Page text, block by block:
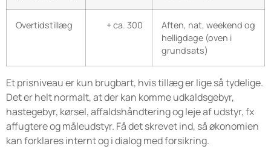
Overtidstillæg + ca. 300
Aften, nat, weekend og
helligdage (oven i
grundsats)
Et prisniveau er kun brugbart, hvis tillæg er lige så tydelige.
Det er helt normalt, at der kan komme udkaldsgebyr,
hastegebyr, kørsel, affaldshåndtering og leje af udstyr, fx
affugtere og måleudstyr. Få det skrevet ind, så økonomien
kan forklares internt og i dialog med forsikring.